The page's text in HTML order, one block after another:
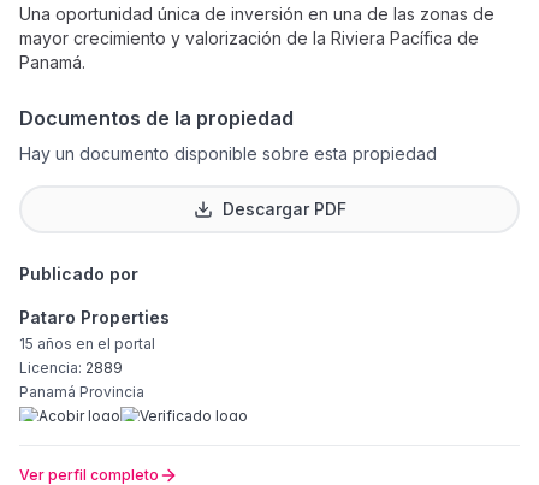
Una oportunidad única de inversión en una de las zonas de
mayor crecimiento y valorización de la Riviera Pacífica de
Panamá.
Documentos de la propiedad
Hay un documento disponible sobre esta propiedad
Descargar PDF
Publicado por
Pataro Properties
15 años en el portal
Licencia: 2889
Panamá Provincia
Ver perfil completo